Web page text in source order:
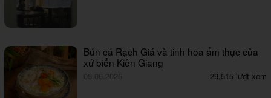
Bún cá Rạch Giá và tinh hoa ẩm thực của
xứ biển Kiên Giang
05.06.2025 29,515 lượt xem